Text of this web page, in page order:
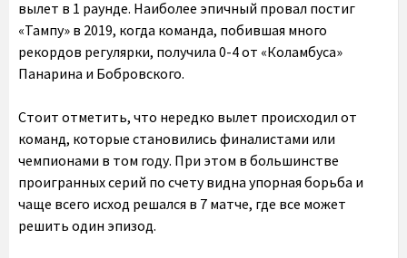
вылет в 1 раунде. Наиболее эпичный провал постиг
«Тампу» в 2019, когда команда, побившая много
рекордов регулярки, получила 0-4 от «Коламбуса»
Панарина и Бобровского.
Стоит отметить, что нередко вылет происходил от
команд, которые становились финалистами или
чемпионами в том году. При этом в большинстве
проигранных серий по счету видна упорная борьба и
чаще всего исход решался в 7 матче, где все может
решить один эпизод.